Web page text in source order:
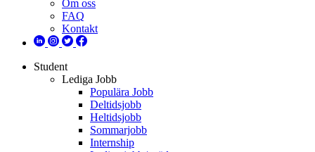
Om oss
FAQ
Kontakt
Student
Lediga Jobb
Populära Jobb
Deltidsjobb
Heltidsjobb
Sommarjobb
Internship